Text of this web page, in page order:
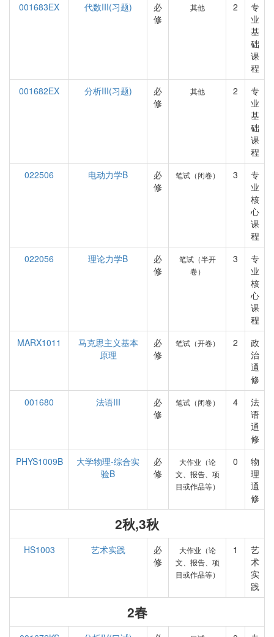
001683EX
代数III(习题)
必
修
其他 2
专
业
基
础
课
程
001682EX
分析III(习题)
必
修
其他 2
专
业
基
础
课
程
022506
电动力学B
必
修
笔试（闭卷） 3
专
业
核
心
课
程
022056
理论力学B
必
修
笔试（半开
卷）
3
专
业
核
心
课
程
MARX1011
马克思主义基本
原理
必
修
笔试（开卷） 2
政
治
通
修
001680
法语III
必
修
笔试（闭卷） 4
法
语
通
修
PHYS1009B
大学物理-综合实
验B
必
修
大作业（论
文、报告、项
目或作品等）
0
物
理
通
修
2秋,3秋
HS1003 艺术实践
必
修
大作业（论
文、报告、项
目或作品等）
1
艺
术
实
践
2春